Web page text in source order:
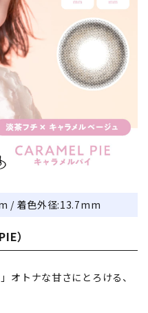
/ 着色外径:13.7mm
）
オトナな甘さにとろける、